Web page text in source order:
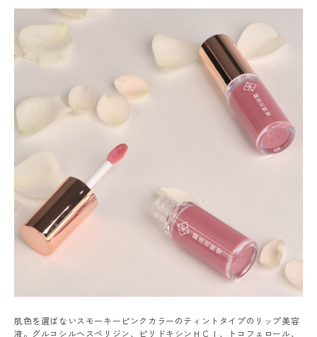
肌色を選ばないスモーキーピンクカラーのティントタイプのリップ美容
液。グルコシルヘスペリジン、ピリドキシンＨＣＩ、トコフェロール、